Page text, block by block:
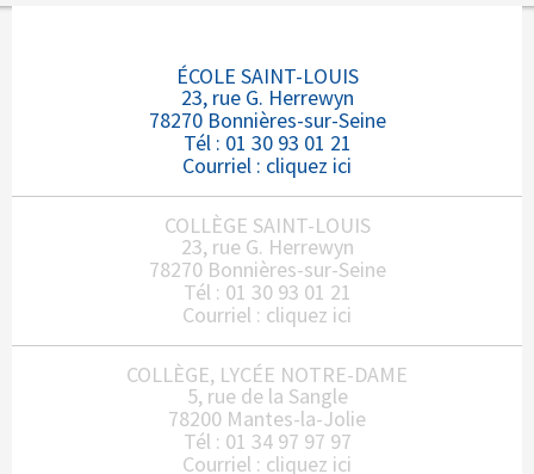
ÉCOLE SAINT-LOUIS
23, rue G. Herrewyn
78270 Bonnières-sur-Seine
Tél : 01 30 93 01 21
Courriel : cliquez ici
COLLÈGE SAINT-LOUIS
23, rue G. Herrewyn
78270 Bonnières-sur-Seine
Tél : 01 30 93 01 21
Courriel : cliquez ici
COLLÈGE, LYCÉE NOTRE-DAME
5, rue de la Sangle
78200 Mantes-la-Jolie
Tél : 01 34 97 97 97
Courriel : cliquez ici